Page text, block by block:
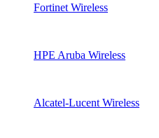
Fortinet Wireless
HPE Aruba Wireless
Alcatel-Lucent Wireless